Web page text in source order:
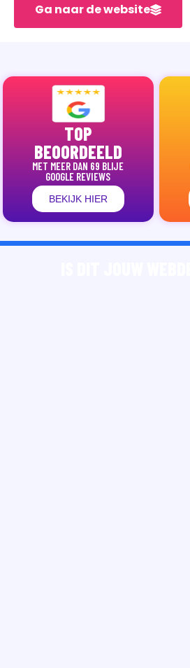
Ga naar de website
TOP
BEOORDEELD
MET MEER DAN 69 BLIJE
GOOGLE REVIEWS
BEKIJK HIER